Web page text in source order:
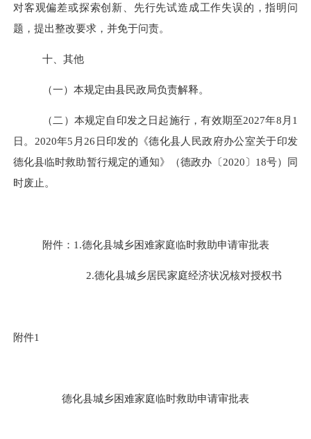
对客观偏差或探索创新、先行先试造成工作失误的，指明问
题，提出整改要求，并免于问责。
十、其他
（一）本规定由县民政局负责解释。
（二） 本规定自印发之日起施行，有效期至2027年8 月 1
日。 2020年5 月 26 日印发的《德化县人民政府办公室关于印发
德化县临时救助暂行规定的通知》（德政办〔2020〕 18号）同
时废止。
附件： 1.德化县城乡困难家庭临时救助申请审批表
2.德化县城乡居民家庭经济状况核对授权书
附件1
德化县城乡困难家庭临时救助申请审批表